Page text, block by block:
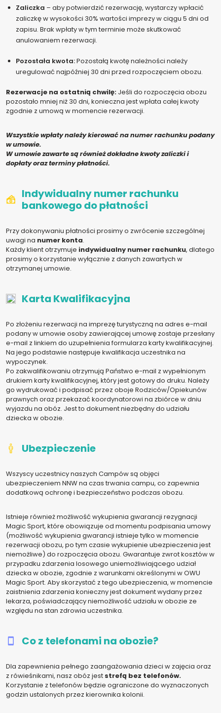
Zaliczka – aby potwierdzić rezerwację, wystarczy wpłacić
zaliczkę w wysokości 30% wartości imprezy w ciągu 5 dni od
zapisu. Brak wpłaty w tym terminie może skutkować
anulowaniem rezerwacji.
Pozostała kwota:Pozostałą kwotę należności należy
uregulować najpóźniej 30 dni przed rozpoczęciem obozu.
Rezerwacje na ostatnią chwilę: Jeśli do rozpoczęcia obozu
pozostało mniej niż 30 dni, konieczna jest wpłata całej kwoty
zgodnie z umową w momencie rezerwacji.
Wszystkie wpłaty należy kierować na numer rachunku podany
w umowie.
W umowie zawarte są również dokładne kwoty zaliczki i
dopłaty oraz terminy płatności.
Indywidualny numer rachunku
bankowego do płatności
Przy dokonywaniu płatności prosimy o zwrócenie szczególnej
uwagi na numer konta.
Każdy klient otrzymuje indywidualny numer rachunku, dlatego
prosimy o korzystanie wyłącznie z danych zawartych w
otrzymanej umowie.
Karta Kwalifikacyjna
Po złożeniu rezerwacji na imprezę turystyczną na adres e-mail
podany w umowie osoby zawierającej umowę zostaje przesłany
e-mail z linkiem do uzupełnienia formularza karty kwalifikacyjnej.
Na jego podstawie następuje kwalifikacja uczestnika na
wypoczynek.
Po zakwalifikowaniu otrzymują Państwo e-mail z wypełnionym
drukiem karty kwalifikacyjnej, który jest gotowy do druku. Należy
go wydrukować i podpisać przez oboje Rodziców/Opiekunów
prawnych oraz przekazać koordynatorowi na zbiórce w dniu
wyjazdu na obóz. Jest to dokument niezbędny do udziału
dziecka w obozie.
Ubezpieczenie
Wszyscy uczestnicy naszych Campów są objęci
ubezpieczeniem NNW na czas trwania campu, co zapewnia
dodatkową ochronę i bezpieczeństwo podczas obozu.
Istnieje również możliwość wykupienia gwarancji rezygnacji
Magic Sport, które obowiązuje od momentu podpisania umowy
(możliwość wykupienia gwarancji istnieje tylko w momencie
rezerwacji obozu, po tym czasie wykupienie ubezpieczenia jest
niemożliwe) do rozpoczęcia obozu. Gwarantuje zwrot kosztów w
przypadku zdarzenia losowego uniemożliwiającego udział
dziecka w obozie, zgodnie z warunkami określonymi w OWU
Magic Sport. Aby skorzystać z tego ubezpieczenia, w momencie
zaistnienia zdarzenia konieczny jest dokument wydany przez
lekarza, poświadczający niemożliwość udziału w obozie ze
względu na stan zdrowia uczestnika.
Co z telefonami na obozie?
Dla zapewnienia pełnego zaangażowania dzieci w zajęcia oraz
z rówieśnikami, nasz obóz jest strefą bez telefonów.
Korzystanie z telefonów będzie ograniczone do wyznaczonych
godzin ustalonych przez kierownika kolonii.